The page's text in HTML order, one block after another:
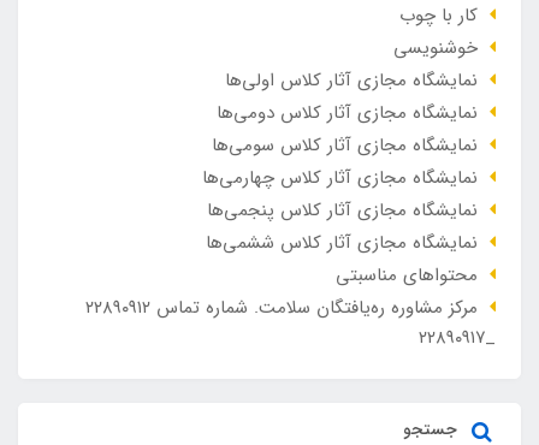
کار با چوب
خوشنویسی
نمایشگاه مجازی آثار کلاس اولی‌ها
نمایشگاه مجازی آثار کلاس دومی‌ها
نمایشگاه مجازی آثار کلاس سومی‌ها
نمایشگاه مجازی آثار کلاس چهارمی‌ها
نمایشگاه مجازی آثار کلاس پنجمی‌ها
نمایشگاه مجازی آثار کلاس ششمی‌ها
محتواهای مناسبتی
مرکز مشاوره ره‌یافتگان سلامت. شماره تماس ۲۲۸۹۰۹۱۲
_۲۲۸۹۰۹۱۷
جستجو